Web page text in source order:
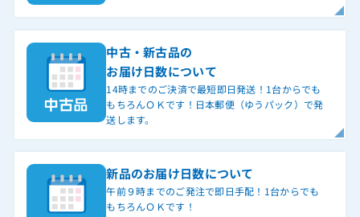
中古・新古品の
お届け日数について
14時までのご決済で最短即日発送！1台からでも
もちろんＯＫです！日本郵便（ゆうパック）で発
送します。
新品のお届け日数について
午前９時までのご発注で即日手配！1台からでも
もちろんＯＫです！